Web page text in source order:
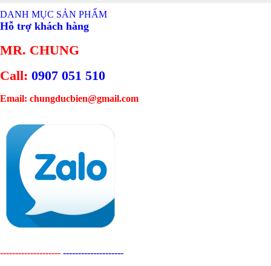
DANH MỤC SẢN PHẨM
Hỗ trợ khách hàng
MR. CHUNG
Call: 0907 051 510
Email: chungducbien@gmail.com
-------------------- --------------------